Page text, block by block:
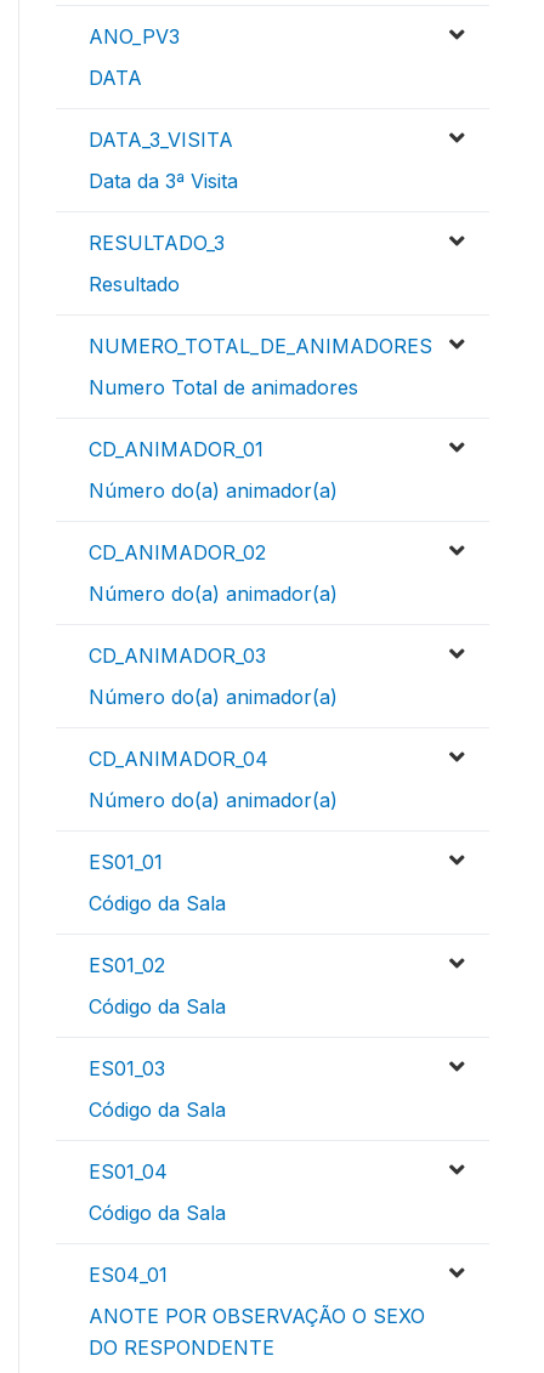
ANO_PV3
DATA
DATA_3_VISITA
Data da 3ª Visita
RESULTADO_3
Resultado
NUMERO_TOTAL_DE_ANIMADORES
Numero Total de animadores
CD_ANIMADOR_01
Número do(a) animador(a)
CD_ANIMADOR_02
Número do(a) animador(a)
CD_ANIMADOR_03
Número do(a) animador(a)
CD_ANIMADOR_04
Número do(a) animador(a)
ES01_01
Código da Sala
ES01_02
Código da Sala
ES01_03
Código da Sala
ES01_04
Código da Sala
ES04_01
ANOTE POR OBSERVAÇÃO O SEXO
DO RESPONDENTE